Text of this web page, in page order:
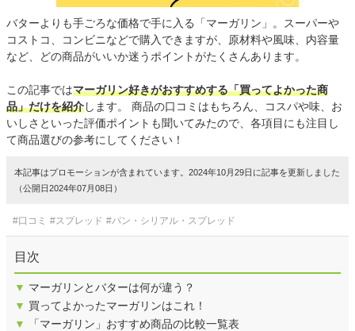
バターよりも手ごろな価格で手に入る「マーガリン」。スーパーや
コストコ、コンビニなどで購入できますが、原材料や風味、内容量
など、どの商品がいいか迷うポイントがたくさんあります。
この記事ではマーガリン好きがおすすめする「買ってよかった商
品」だけを紹介します。 商品の口コミはもちろん、コスパや味、お
いしさといった評価ポイントも聞いてみたので、各項目にも注目し
て商品選びの参考にしてください！
本記事はプロモーションが含まれています。2024年10月29日に記事を更新しました
（公開日2024年07月08日）
#口コミ #スプレッド #パン・シリアル・スプレッド
目次
▼ マーガリンとバターは何が違う？
▼ 買ってよかったマーガリンはこれ！
▼
「マーガリン」おすすめ商品の比較一覧表